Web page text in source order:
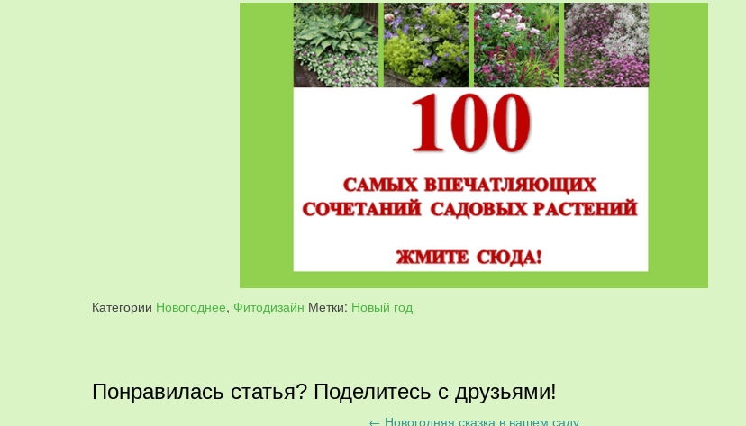
Категории Новогоднее, Фитодизайн Метки: Новый год
Понравилась статья? Поделитесь с друзьями!
← Новогодняя сказка в вашем саду